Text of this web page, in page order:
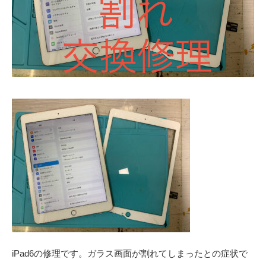
iPad6の修理です。ガラス画面が割れてしまったとの症状で